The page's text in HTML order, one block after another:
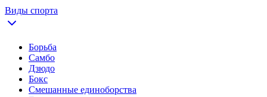
Виды спорта
Борьба
Самбо
Дзюдо
Бокс
Смешанные единоборства